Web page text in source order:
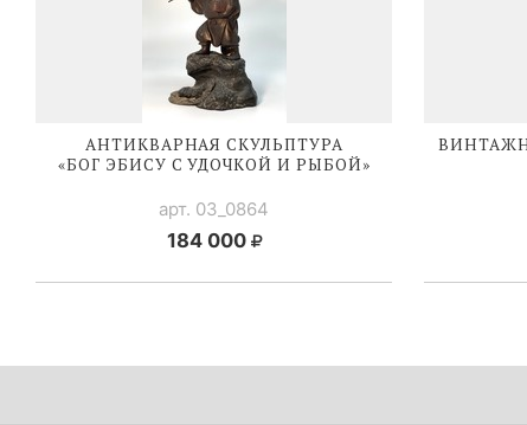
АНТИКВАРНАЯ СКУЛЬПТУРА
«БОГ ЭБИСУ C УДОЧКОЙ И РЫБОЙ»
арт. 03_0864
184 000